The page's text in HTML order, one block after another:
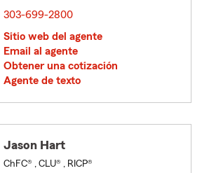
303-699-2800
Sitio web del agente
Email al agente
Obtener una cotización
Agente de texto
Jason Hart
ChFC® , CLU® , RICP®